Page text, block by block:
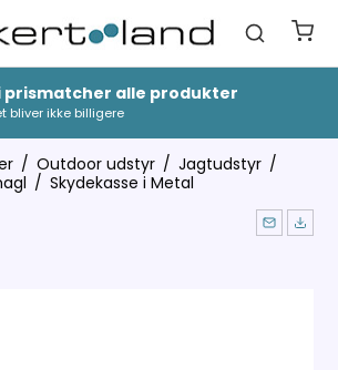
prismatcher alle produkter
bliver ikke billigere
/ Outdoor udstyr / Jagtudstyr /
/ Skydekasse i Metal